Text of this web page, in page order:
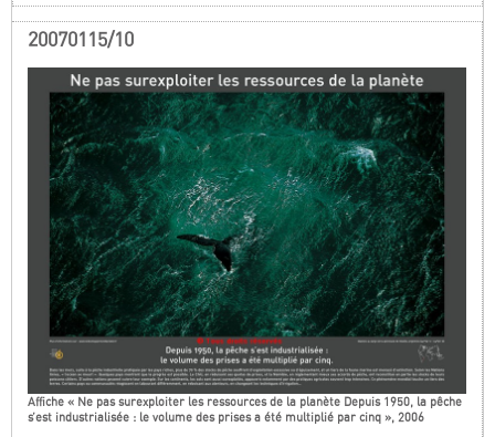
20070115/10
Affiche « Ne pas surexploiter les ressources de la planète Depuis 1950, la pêche
s’est industrialisée : le volume des prises a été multiplié par cinq », 2006